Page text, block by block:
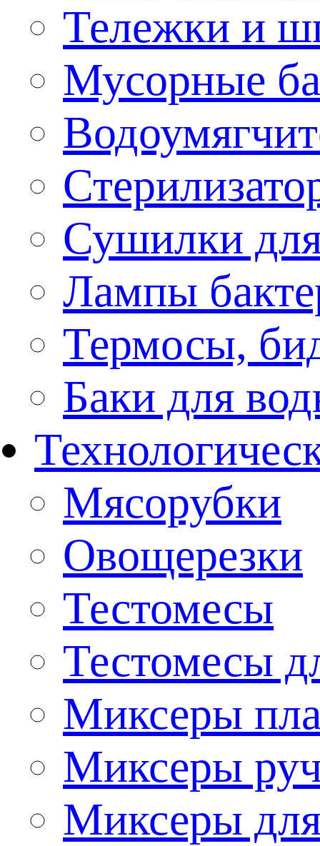
Тележки и
Мусорные
Сушилки
Лампы
Термосы,
Баки для
Мясорубки
Овощерезки
Тестомесы
Тестомесы
Миксеры
Миксеры
Миксеры